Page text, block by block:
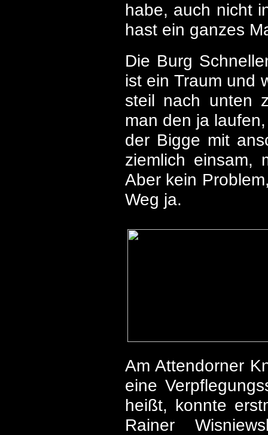
habe, auch nicht
hast ein ganzes
Die Burg
ist ein Traum und
steil nach unten
man den ja
der Bigge mit
ziemlich einsam,
Aber kein
Weg ja.
Am Attendorner
eine
heißt, konnte
Rainer